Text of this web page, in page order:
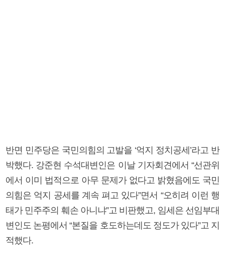
반면 민주당은 국민의힘의 고발을 ‘억지 정치공세’라고 반
박했다. 강준현 수석대변인은 이날 기자회견에서 “선관위
에서 이미 법적으로 아무 문제가 없다고 밝혔음에도 국민
의힘은 억지 공세를 계속 펴고 있다”면서 “오히려 이런 행
태가 민주주의 훼손 아니냐”고 비판했고, 임세은 선임부대
변인도 논평에서 “본질을 호도하는데도 정도가 있다”고 지
적했다.